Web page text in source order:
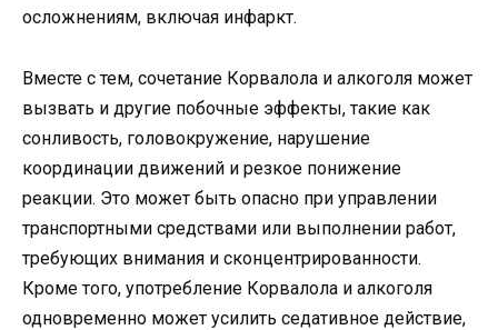
осложнениям, включая инфаркт.
Вместе с тем, сочетание Корвалола и алкоголя может
вызвать и другие побочные эффекты, такие как
сонливость, головокружение, нарушение
координации движений и резкое понижение
реакции. Это может быть опасно при управлении
транспортными средствами или выполнении работ,
требующих внимания и сконцентрированности.
Кроме того, употребление Корвалола и алкоголя
одновременно может усилить седативное действие,